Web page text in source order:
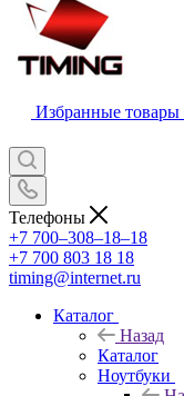
Избранные товары
Телефоны
+7 700‒308‒18‒18
+7 700 803 18 18
timing@internet.ru
Каталог
Назад
Каталог
Ноутбуки